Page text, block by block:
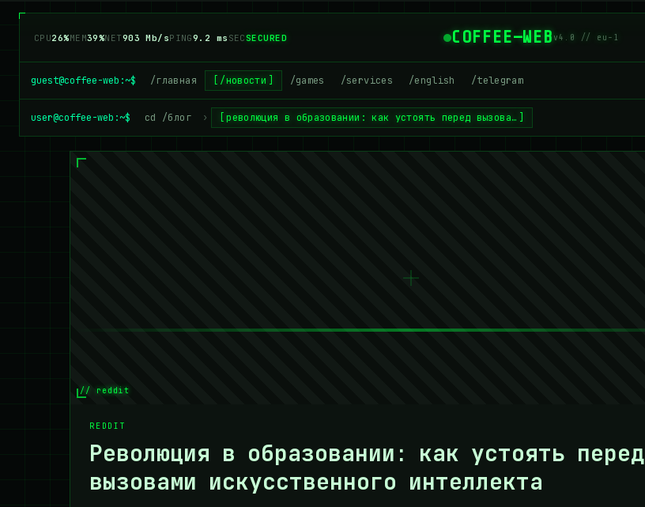
CPU19%MEM39%NET927 Mb/sPING9.2 ms SECSECURED COFFEE—WEBv4.0 // eu-1
guest@coffee-web:~$ /главная /новости /games /services /english /telegram
user@coffee-web:~$ cd /блог › революция в образовании: как устоять перед вызова…
// reddit
REDDIT
Революция в образовании: как устоять перед
вызовами искусственного интеллекта